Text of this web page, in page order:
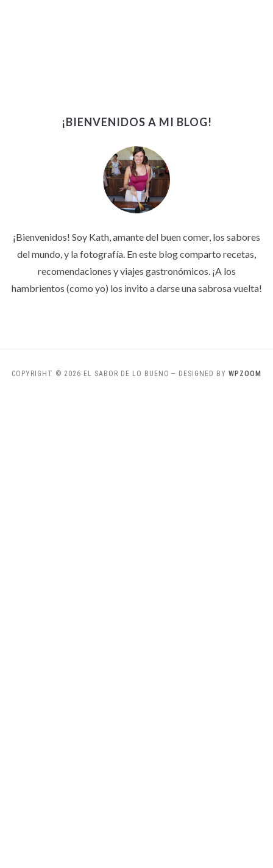
¡BIENVENIDOS A MI BLOG!
¡Bienvenidos! Soy Kath, amante del buen comer, los sabores
del mundo, y la fotografía. En este blog comparto recetas,
recomendaciones y viajes gastronómicos. ¡A los
hambrientos (como yo) los invito a darse una sabrosa vuelta!
COPYRIGHT © 2026 EL SABOR DE LO BUENO — DESIGNED BY WPZOOM